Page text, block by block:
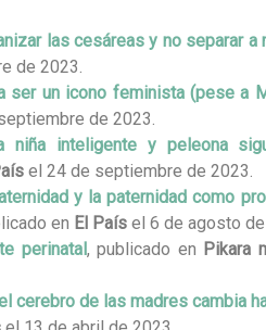
las cesáreas y no separar a
de 2023.
ser un icono feminista (pese a
de 2023.
niña inteligente y peleona
el 24 de septiembre de 2023.
y la paternidad como
en El País el 6 de agosto
perinatal, publicado en Pikara
el cerebro de las madres cambia